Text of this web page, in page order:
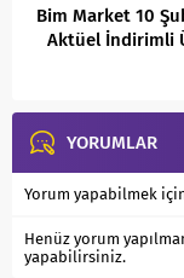
Bim Market 10
Aktüel İndirimli
YORUMLAR
Yorum yapabilmek
Henüz yorum
yapabilirsiniz.